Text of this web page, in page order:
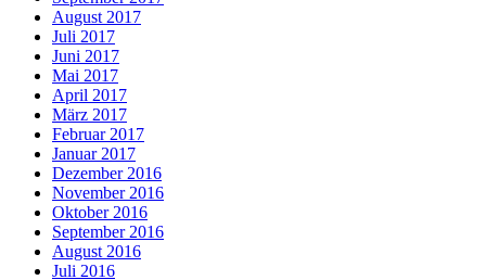
August 2017
Juli 2017
Juni 2017
Mai 2017
April 2017
März 2017
Februar 2017
Januar 2017
Dezember 2016
November 2016
Oktober 2016
September 2016
August 2016
Juli 2016